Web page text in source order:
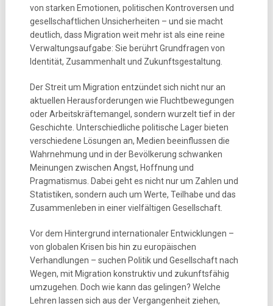
von starken Emotionen, politischen Kontroversen und
gesellschaftlichen Unsicherheiten – und sie macht
deutlich, dass Migration weit mehr ist als eine reine
Verwaltungsaufgabe: Sie berührt Grundfragen von
Identität, Zusammenhalt und Zukunftsgestaltung.
Der Streit um Migration entzündet sich nicht nur an
aktuellen Herausforderungen wie Fluchtbewegungen
oder Arbeitskräftemangel, sondern wurzelt tief in der
Geschichte. Unterschiedliche politische Lager bieten
verschiedene Lösungen an, Medien beeinflussen die
Wahrnehmung und in der Bevölkerung schwanken
Meinungen zwischen Angst, Hoffnung und
Pragmatismus. Dabei geht es nicht nur um Zahlen und
Statistiken, sondern auch um Werte, Teilhabe und das
Zusammenleben in einer vielfältigen Gesellschaft.
Vor dem Hintergrund internationaler Entwicklungen –
von globalen Krisen bis hin zu europäischen
Verhandlungen – suchen Politik und Gesellschaft nach
Wegen, mit Migration konstruktiv und zukunftsfähig
umzugehen. Doch wie kann das gelingen? Welche
Lehren lassen sich aus der Vergangenheit ziehen,